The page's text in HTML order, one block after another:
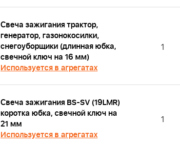
Свеча зажигания трактор,
генератор, газонокосилки,
снегоуборщики (длинная юбка,
свечной ключ на 16 мм)
Используется в агрегатах
1
Свеча зажигания BS-SV (19LMR)
коротка юбка, свечной ключ на
21 мм
Используется в агрегатах
1